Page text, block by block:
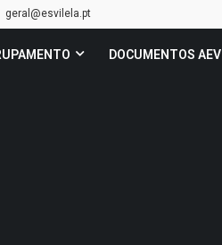
geral@esvilela.pt
DOCUMENTOS AEV